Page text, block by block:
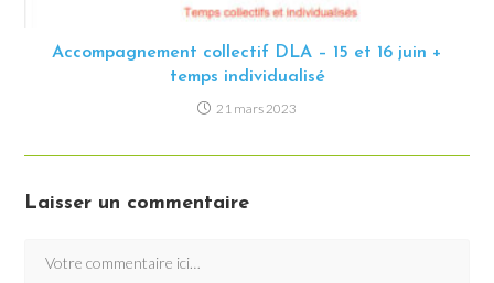
Accompagnement collectif DLA – 15 et 16 juin +
temps individualisé
21 mars 2023
Laisser un commentaire